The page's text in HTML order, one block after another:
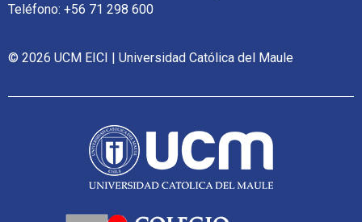
Teléfono: +56 71 298 600
© 2026 UCM EICI | Universidad Católica del Maule